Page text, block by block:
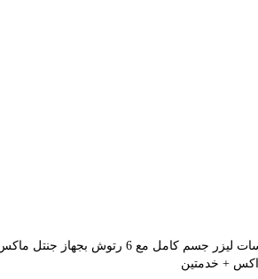
6 جلسات ليزر جسم كامل مع 6 رتوش بجهاز جنتل ماكس
+ خدمتين